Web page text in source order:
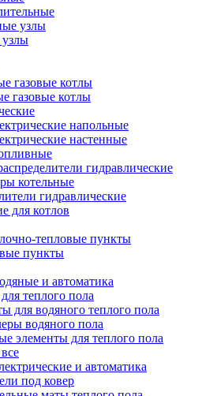
узлы
газовые котлы
газовые котлы
напольные
настенные
гидравлические
котельные
гидравлические
для котлов
тепловые пункты
пункты
и автоматика
теплого пола
для водяного теплого пола
водяного пола
элементы для теплого пола
и автоматика
под ковер